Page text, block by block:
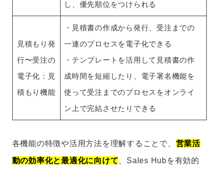
し、優先順位をつけられる
見積もり発
行〜受注の
電子化：見
積もり機能
・見積書の作成から発行、受注までの
一連のプロセスを電子化できる
・テンプレートを活用して見積書の作
成時間を短縮したり、電子署名機能を
使って受注までのプロセスをオンライ
ン上で完結させたりできる
各機能の特徴や活用方法を理解することで、 営業活
動の効率化と最適化に向けて 、Sales Hubを有効的